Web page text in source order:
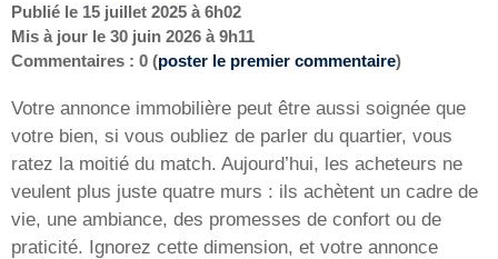
Publié le 15 juillet 2025 à 6h02
Mis à jour le 30 juin 2026 à 9h11
Commentaires : 0 (poster le premier commentaire)
Votre annonce immobilière peut être aussi soignée que
votre bien, si vous oubliez de parler du quartier, vous
ratez la moitié du match. Aujourd’hui, les acheteurs ne
veulent plus juste quatre murs : ils achètent un cadre de
vie, une ambiance, des promesses de confort ou de
praticité. Ignorez cette dimension, et votre annonce